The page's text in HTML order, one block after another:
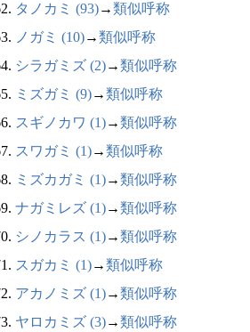
タノカミ (93)→類似呼称
ノガミ (10)→類似呼称
シラガミズ (2)→類似呼称
ミズガミ (9)→類似呼称
スギノカワ (1)→類似呼称
スワガミ (1)→類似呼称
ミズカガミ (1)→類似呼称
ナガミレズ (1)→類似呼称
シノカラス (1)→類似呼称
スガカミ (1)→類似呼称
アカノミズ (1)→類似呼称
ヤロカミズ (3)→類似呼称